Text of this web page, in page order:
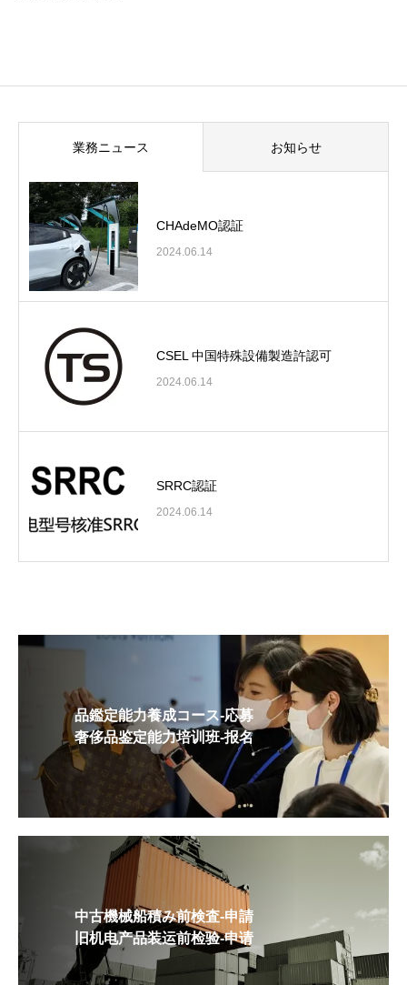
業務ニュース お知らせ
CHAdeMO認証
2024.06.14
CSEL 中国特殊設備製造許認可
2024.06.14
SRRC認証
2024.06.14
品鑑定能力養成コース-応募
奢侈品鉴定能力培训班-报名
中古機械船積み前検査-申請
旧机电产品装运前检验-申请